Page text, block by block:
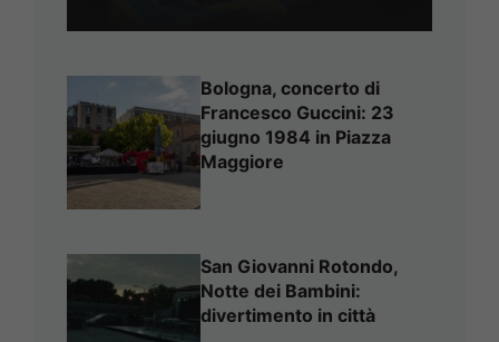
Bologna, concerto di
Francesco Guccini: 23
giugno 1984 in Piazza
Maggiore
San Giovanni Rotondo,
Notte dei Bambini:
divertimento in città